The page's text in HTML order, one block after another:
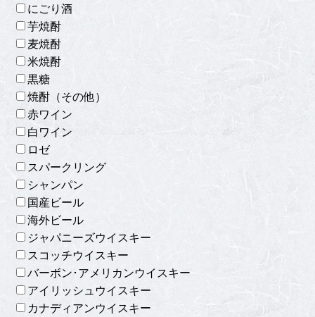
にごり酒
芋焼酎
麦焼酎
米焼酎
黒糖
焼酎（その他）
赤ワイン
白ワイン
ロゼ
スパークリング
シャンパン
国産ビール
海外ビール
ジャパニーズウイスキー
スコッチウイスキー
バーボン･アメリカンウイスキー
アイリッシュウイスキー
カナディアンウイスキー